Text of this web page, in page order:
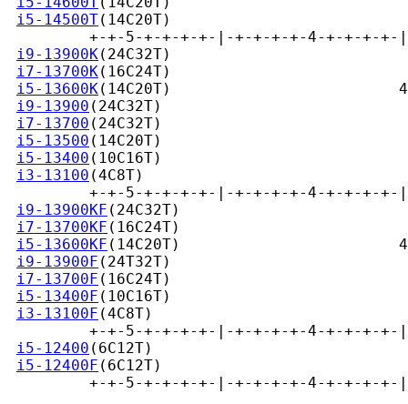
i5-14500T(14C20T)
+-+-5-+-+-+-+-|-+-+-+-+-4-+-+-+-
i9-13900K(24C32T)
i7-13700K(16C24T)
i5-13600K(14C20T)
i9-13900 (24C32T)
i7-13700 (24C32T)
i5-13500 (14C20T)
i5-13400 (10C16T)
i3-13100 (4C8T)
+-+-5-+-+-+-+-|-+-+-+-+-4-+-+-+-
i9-13900KF (24C32T)
i7-13700KF (16C24T)
i5-13600KF (14C20T)
i9-13900F (24T32T)
i7-13700F (16C24T)
i5-13400F (10C16T)
i3-13100F (4C8T)
+-+-5-+-+-+-+-|-+-+-+-+-4-+-+-+-
i5-12400 (6C12T)
i5-12400F (6C12T)
+-+-5-+-+-+-+-|-+-+-+-+-4-+-+-+-